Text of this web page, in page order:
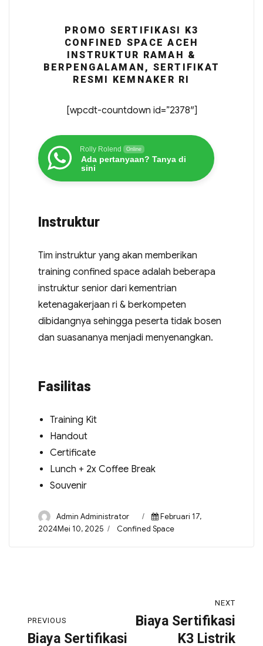
PROMO SERTIFIKASI K3
CONFINED SPACE ACEH
INSTRUKTUR RAMAH &
BERPENGALAMAN, SERTIFIKAT
RESMI KEMNAKER RI
[wpcdt-countdown id=”2378″]
Rolly Rolend Online
Ada pertanyaan? Tanya di
sini
Instruktur
Tim instruktur yang akan memberikan
training confined space adalah beberapa
instruktur senior dari kementrian
ketenagakerjaan ri & berkompeten
dibidangnya sehingga peserta tidak bosen
dan suasananya menjadi menyenangkan.
Fasilitas
Training Kit
Handout
Certificate
Lunch + 2x Coffee Break
Souvenir
Admin Administrator
Februari 17,
2024Mei 10, 2025
Confined Space
PREVIOUS
Biaya Sertifikasi
NEXT
Biaya Sertifikasi
K3 Listrik